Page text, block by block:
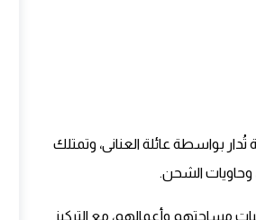
2016، وهي شركة مصرية مستقلة تُدار بواسطة عائلة العنانى، وتمتلك
وحاويات الشحن.
مساحتهم وأعمالهم، مع التركيز